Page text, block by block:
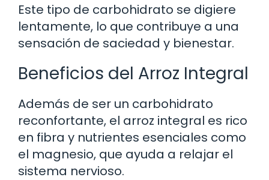
Este tipo de carbohidrato se digiere
lentamente, lo que contribuye a una
sensación de saciedad y bienestar.
Beneficios del Arroz Integral
Además de ser un carbohidrato
reconfortante, el arroz integral es rico
en fibra y nutrientes esenciales como
el magnesio, que ayuda a relajar el
sistema nervioso.